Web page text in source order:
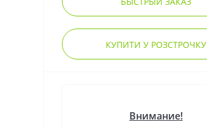
КУПИТИ У РОЗСТРОЧКУ
Внимание!